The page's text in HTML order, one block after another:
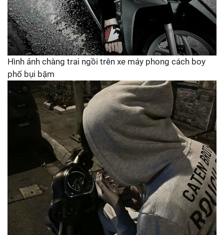
Hình ảnh chàng trai ngồi trên xe máy phong cách boy
phố bụi bặm